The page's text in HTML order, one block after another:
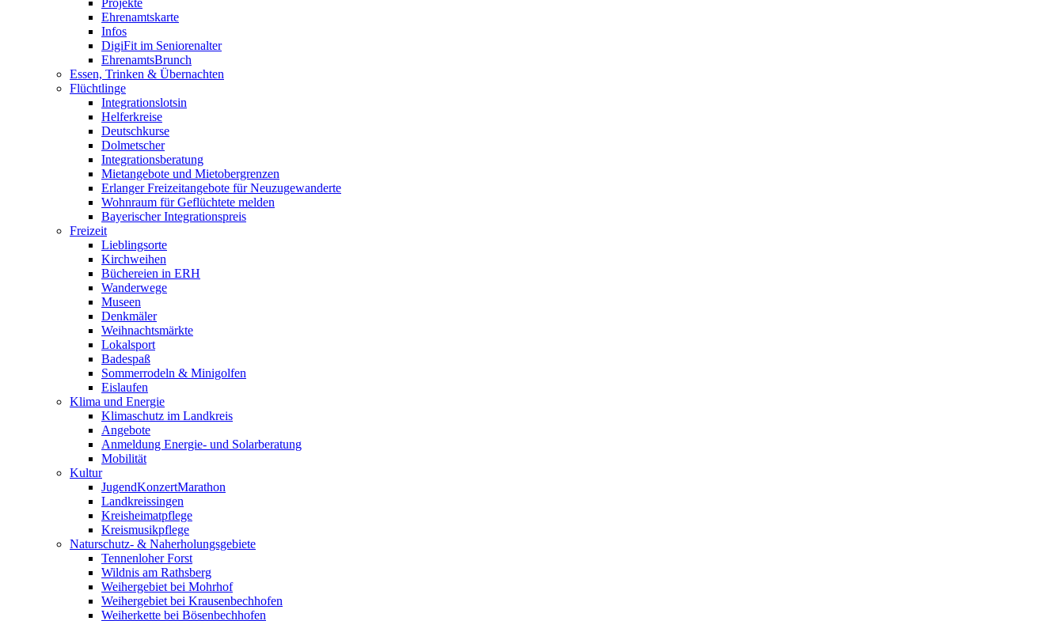
Projekte
Ehrenamtskarte
Infos
DigiFit im Seniorenalter
EhrenamtsBrunch
Essen, Trinken & Übernachten
Flüchtlinge
Integrationslotsin
Helferkreise
Deutschkurse
Dolmetscher
Integrationsberatung
Mietangebote und Mietobergrenzen
Erlanger Freizeitangebote für Neuzugewanderte
Wohnraum für Geflüchtete melden
Bayerischer Integrationspreis
Freizeit
Lieblingsorte
Kirchweihen
Büchereien in ERH
Wanderwege
Museen
Denkmäler
Weihnachtsmärkte
Lokalsport
Badespaß
Sommerrodeln & Minigolfen
Eislaufen
Klima und Energie
Klimaschutz im Landkreis
Angebote
Anmeldung Energie- und Solarberatung
Mobilität
Kultur
JugendKonzertMarathon
Landkreissingen
Kreisheimatpflege
Kreismusikpflege
Naturschutz- & Naherholungsgebiete
Tennenloher Forst
Wildnis am Rathsberg
Weihergebiet bei Mohrhof
Weihergebiet bei Krausenbechhofen
Weiherkette bei Bösenbechhofen